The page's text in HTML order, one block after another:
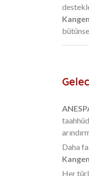
Daha
Her